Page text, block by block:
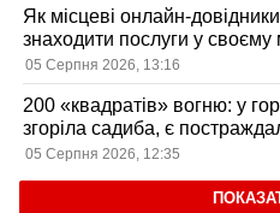
Як місцеві онлайн-
знаходити послуги у своєму
05 Серпня 2026, 13:16
200 «квадратів» вогню: у
згоріла садиба, є
05 Серпня 2026, 12:35